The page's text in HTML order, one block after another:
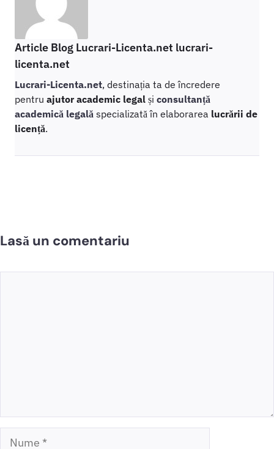
Article Blog Lucrari-Licenta.net lucrari-
licenta.net
Lucrari-Licenta.net, destinația ta de încredere
pentru ajutor academic legal și consultanță
academică legală specializată în elaborarea lucrării de
licență.
Lasă un comentariu
Nume